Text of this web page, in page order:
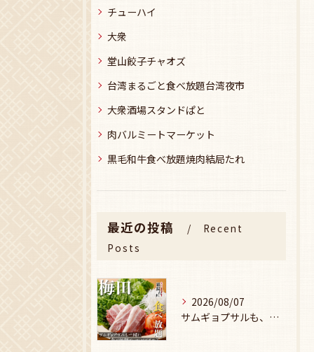
チューハイ
大衆
堂山餃子チャオズ
台湾まるごと食べ放題台湾夜市
大衆酒場スタンドぱと
肉バルミートマーケット
黒毛和牛食べ放題焼肉結局たれ
最近の投稿
Recent
Posts
2026/08/07
サムギョプサルも、食べ放題で楽しみませんか？🥩